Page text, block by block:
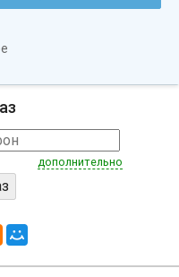
дополнительно